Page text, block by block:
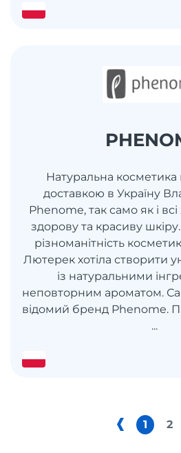
Натуральна косметика
доставкою в Україну
Phenome, так само як і
здорову та красиву
різноманітність
Лютерек хотіла створити
із натуральними
неповторним ароматом.
відомий бренд Phenome.
...
1 2